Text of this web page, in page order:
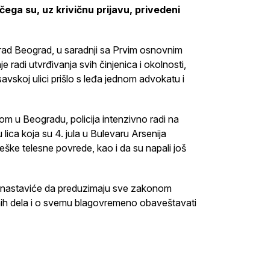
su, uz krivičnu prijavu, privedeni
Beograd, u saradnji sa Prvim osnovnim
radi utvrđivanja svih činjenica i okolnosti,
ulici prišlo s leđa jednom advokatu i
u Beogradu, policija intenzivno radi na
koja su 4. jula u Bulevaru Arsenija
telesne povrede, kao i da su napali još
da preduzimaju sve zakonom
dela i o svemu blagovremeno obaveštavati